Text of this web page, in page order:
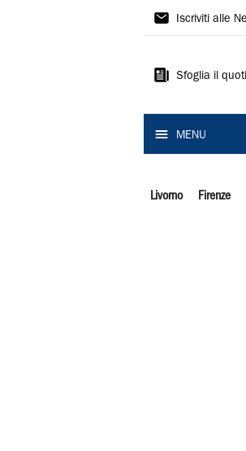
Il
Iscriviti alle
Sfoglia il
MENU
Livorno Firenze